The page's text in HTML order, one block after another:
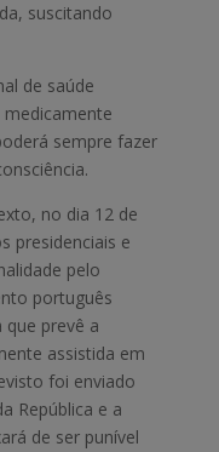
suscitando
de saúde
sempre fazer
no dia 12 de
presidenciais e
pelo
português
prevê a
assistida em
foi enviado
República e a
de ser punível